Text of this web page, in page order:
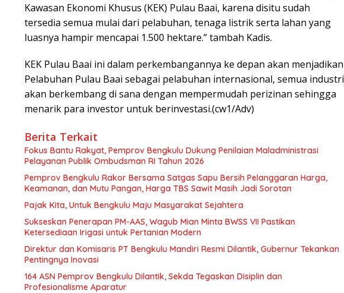
Kawasan Ekonomi Khusus (KEK) Pulau Baai, karena disitu sudah
tersedia semua mulai dari pelabuhan, tenaga listrik serta lahan yang
luasnya hampir mencapai 1.500 hektare.” tambah Kadis.
KEK Pulau Baai ini dalam perkembangannya ke depan akan menjadikan
Pelabuhan Pulau Baai sebagai pelabuhan internasional, semua industri
akan berkembang di sana dengan mempermudah perizinan sehingga
menarik para investor untuk berinvestasi.(cw1/Adv)
Berita Terkait
Fokus Bantu Rakyat, Pemprov Bengkulu Dukung Penilaian Maladministrasi
Pelayanan Publik Ombudsman RI Tahun 2026
Pemprov Bengkulu Rakor Bersama Satgas Sapu Bersih Pelanggaran Harga,
Keamanan, dan Mutu Pangan, Harga TBS Sawit Masih Jadi Sorotan
Pajak Kita, Untuk Bengkulu Maju Masyarakat Sejahtera
Sukseskan Penerapan PM-AAS, Wagub Mian Minta BWSS VII Pastikan
Ketersediaan Irigasi untuk Pertanian Modern
Direktur dan Komisaris PT Bengkulu Mandiri Resmi Dilantik, Gubernur Tekankan
Pentingnya Inovasi
164 ASN Pemprov Bengkulu Dilantik, Sekda Tegaskan Disiplin dan
Profesionalisme Aparatur